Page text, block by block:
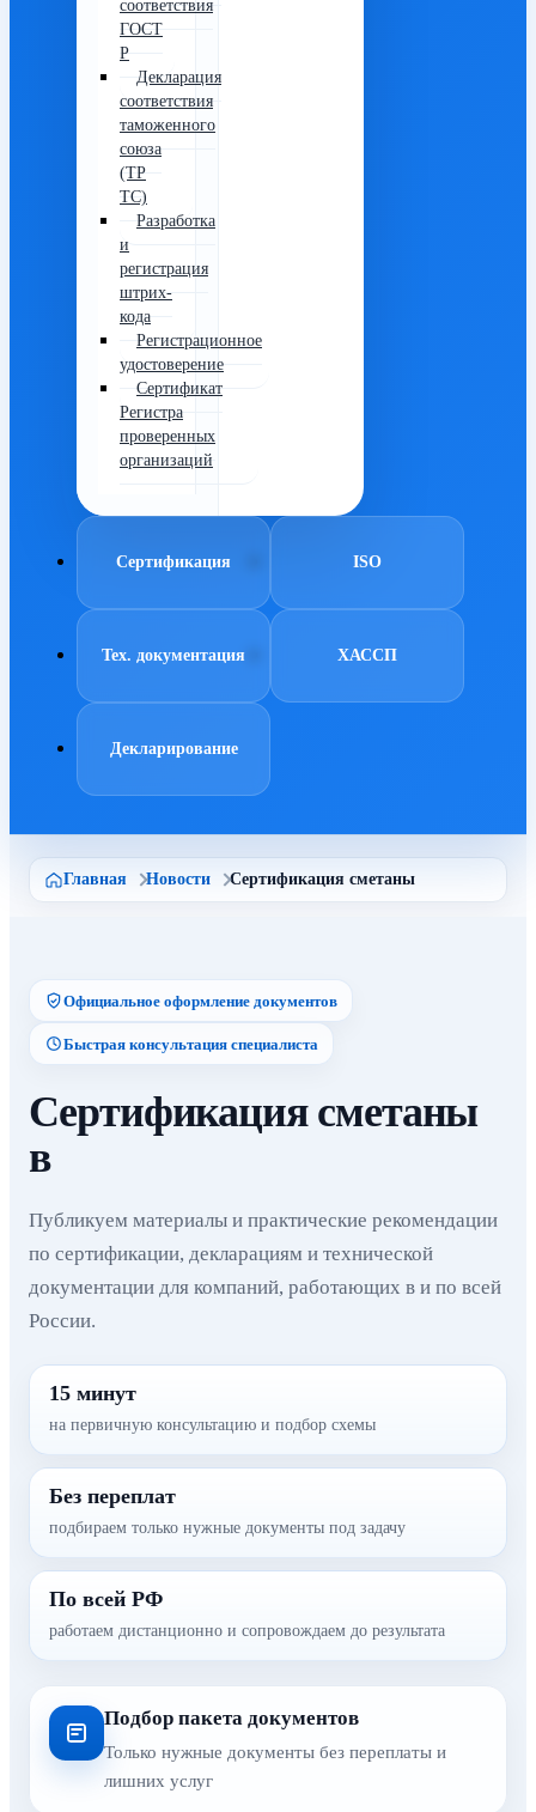
соответствия
ГОСТ
Р
Декларация
соответствия
таможенного
союза
(ТР
ТС)
Разработка
и
регистрация
штрих-
кода
Регистрационное
удостоверение
Сертификат
Регистра
проверенных
организаций
Сертификация ISO
Тех. документация ХАССП
Декларирование
Главная Новости Сертификация сметаны
Официальное оформление документов
Быстрая консультация специалиста
Сертификация сметаны
в
Публикуем материалы и практические рекомендации
по сертификации, декларациям и технической
документации для компаний, работающих в и по всей
России.
15 минут
на первичную консультацию и подбор схемы
Без переплат
подбираем только нужные документы под задачу
По всей РФ
работаем дистанционно и сопровождаем до результата
Подбор пакета документов
Только нужные документы без переплаты и
лишних услуг